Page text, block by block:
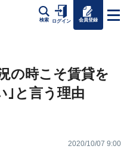
検索 ログイン 会員登録
の時こそ賃貸を
｣と言う理由
2020/10/07 9:00